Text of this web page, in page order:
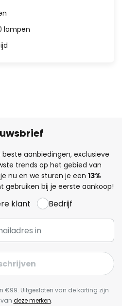
lampen
aanbiedingen, exclusieve
trends op het gebied van
nu en we sturen je een 13%
gebruiken bij je eerste aankoop!
klant Bedrijf
€99. Uitgesloten van de korting zijn
deze merken.